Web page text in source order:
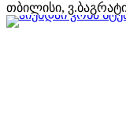
თბილისი,